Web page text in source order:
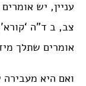
עניין, יש
צב, ב ד”ה
אומרים שתלך
ואם היא מעבירה